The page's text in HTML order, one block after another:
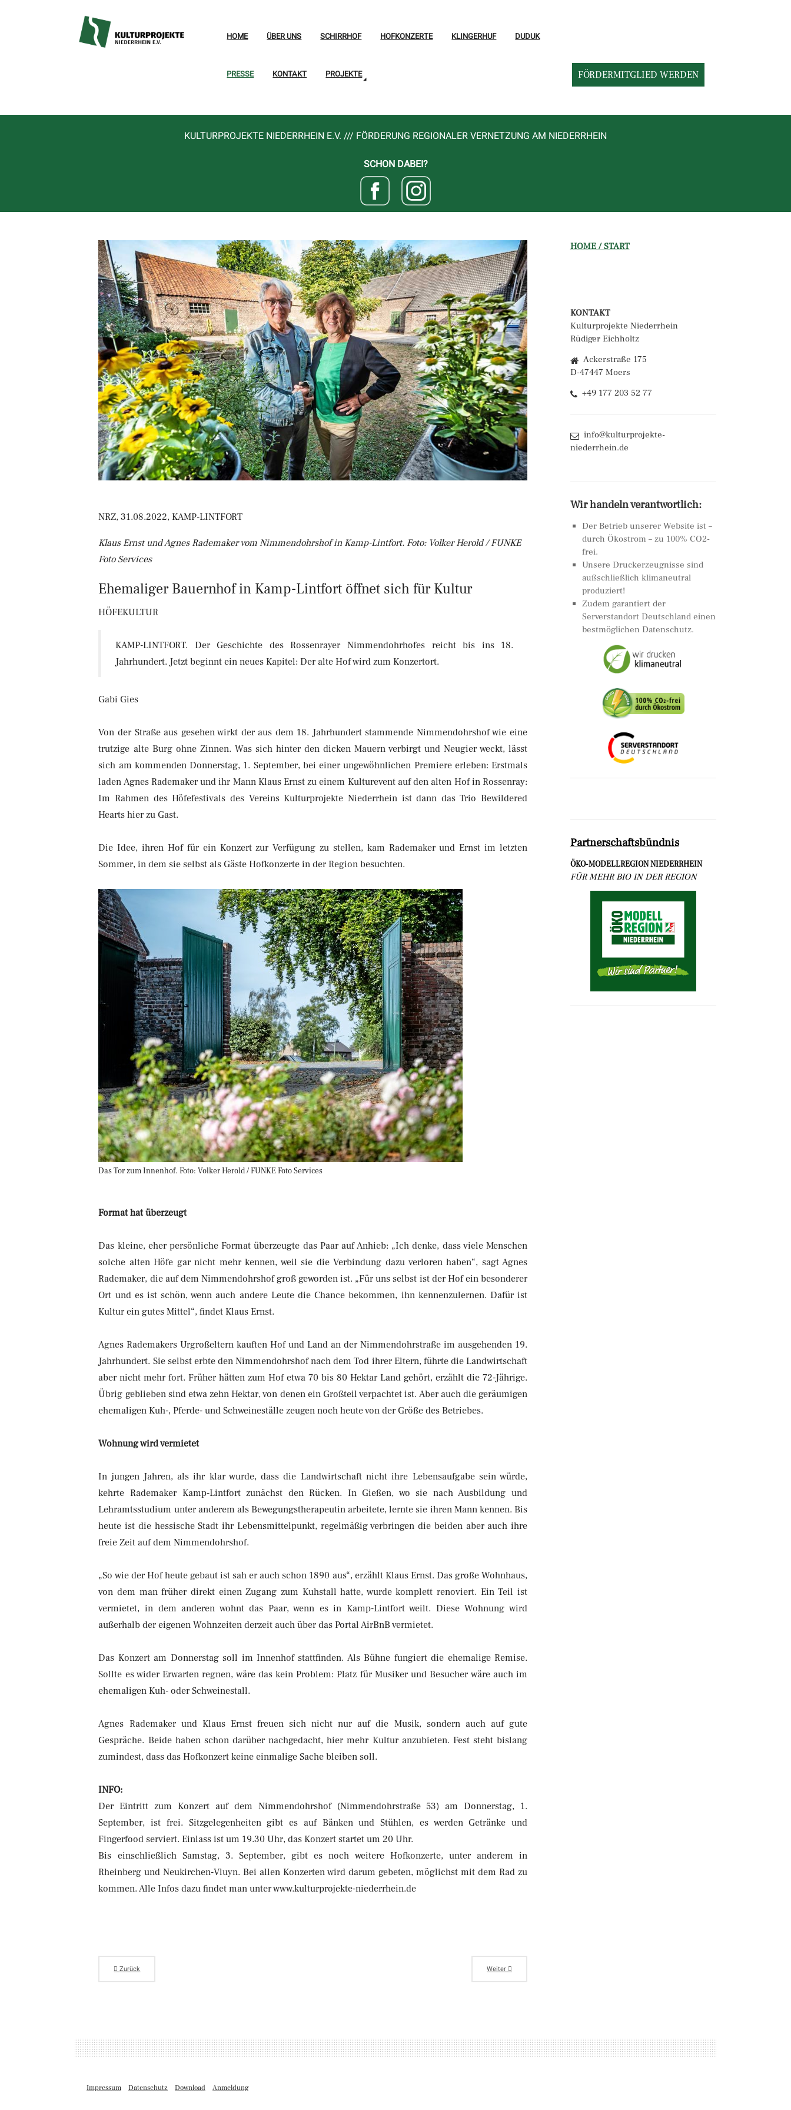
HOME ÜBER UNS SCHIRRHOF HOFKONZERTE KLINGERHUF DUDUK
PRESSE KONTAKT PROJEKTE FÖRDERMITGLIED WERDEN
KULTURPROJEKTE NIEDERRHEIN E.V. /// FÖRDERUNG REGIONALER VERNETZUNG AM NIEDERRHEIN
SCHON DABEI?
NRZ, 31.08.2022, KAMP-LINTFORT
Klaus Ernst und Agnes Rademaker vom Nimmendohrshof in Kamp-Lintfort. Foto: Volker Herold / FUNKE
Foto Services
Ehemaliger Bauernhof in Kamp-Lintfort öffnet sich für Kultur
HÖFEKULTUR
KAMP-LINTFORT. Der Geschichte des Rossenrayer Nimmendohrhofes reicht bis ins 18.
Jahrhundert. Jetzt beginnt ein neues Kapitel: Der alte Hof wird zum Konzertort.
Gabi Gies
Von der Straße aus gesehen wirkt der aus dem 18. Jahrhundert stammende Nimmendohrshof wie eine
trutzige alte Burg ohne Zinnen. Was sich hinter den dicken Mauern verbirgt und Neugier weckt, lässt
sich am kommenden Donnerstag, 1. September, bei einer ungewöhnlichen Premiere erleben: Erstmals
laden Agnes Rademaker und ihr Mann Klaus Ernst zu einem Kulturevent auf den alten Hof in Rossenray:
Im Rahmen des Höfefestivals des Vereins Kulturprojekte Niederrhein ist dann das Trio Bewildered
Hearts hier zu Gast.
Die Idee, ihren Hof für ein Konzert zur Verfügung zu stellen, kam Rademaker und Ernst im letzten
Sommer, in dem sie selbst als Gäste Hofkonzerte in der Region besuchten.
Das Tor zum Innenhof. Foto: Volker Herold / FUNKE Foto Services
Format hat überzeugt
Das kleine, eher persönliche Format überzeugte das Paar auf Anhieb: „Ich denke, dass viele Menschen
solche alten Höfe gar nicht mehr kennen, weil sie die Verbindung dazu verloren haben“, sagt Agnes
Rademaker, die auf dem Nimmendohrshof groß geworden ist. „Für uns selbst ist der Hof ein besonderer
Ort und es ist schön, wenn auch andere Leute die Chance bekommen, ihn kennenzulernen. Dafür ist
Kultur ein gutes Mittel“, findet Klaus Ernst.
Agnes Rademakers Urgroßeltern kauften Hof und Land an der Nimmendohrstraße im ausgehenden 19.
Jahrhundert. Sie selbst erbte den Nimmendohrshof nach dem Tod ihrer Eltern, führte die Landwirtschaft
aber nicht mehr fort. Früher hätten zum Hof etwa 70 bis 80 Hektar Land gehört, erzählt die 72-Jährige.
Übrig geblieben sind etwa zehn Hektar, von denen ein Großteil verpachtet ist. Aber auch die geräumigen
ehemaligen Kuh-, Pferde- und Schweineställe zeugen noch heute von der Größe des Betriebes.
Wohnung wird vermietet
In jungen Jahren, als ihr klar wurde, dass die Landwirtschaft nicht ihre Lebensaufgabe sein würde,
kehrte Rademaker Kamp-Lintfort zunächst den Rücken. In Gießen, wo sie nach Ausbildung und
Lehramtsstudium unter anderem als Bewegungstherapeutin arbeitete, lernte sie ihren Mann kennen. Bis
heute ist die hessische Stadt ihr Lebensmittelpunkt, regelmäßig verbringen die beiden aber auch ihre
freie Zeit auf dem Nimmendohrshof.
„So wie der Hof heute gebaut ist sah er auch schon 1890 aus“, erzählt Klaus Ernst. Das große Wohnhaus,
von dem man früher direkt einen Zugang zum Kuhstall hatte, wurde komplett renoviert. Ein Teil ist
vermietet, in dem anderen wohnt das Paar, wenn es in Kamp-Lintfort weilt. Diese Wohnung wird
außerhalb der eigenen Wohnzeiten derzeit auch über das Portal AirBnB vermietet.
Das Konzert am Donnerstag soll im Innenhof stattfinden. Als Bühne fungiert die ehemalige Remise.
Sollte es wider Erwarten regnen, wäre das kein Problem: Platz für Musiker und Besucher wäre auch im
ehemaligen Kuh- oder Schweinestall.
Agnes Rademaker und Klaus Ernst freuen sich nicht nur auf die Musik, sondern auch auf gute
Gespräche. Beide haben schon darüber nachgedacht, hier mehr Kultur anzubieten. Fest steht bislang
zumindest, dass das Hofkonzert keine einmalige Sache bleiben soll.
INFO:
Der Eintritt zum Konzert auf dem Nimmendohrshof (Nimmendohrstraße 53) am Donnerstag, 1.
September, ist frei. Sitzgelegenheiten gibt es auf Bänken und Stühlen, es werden Getränke und
Fingerfood serviert. Einlass ist um 19.30 Uhr, das Konzert startet um 20 Uhr.
Bis einschließlich Samstag, 3. September, gibt es noch weitere Hofkonzerte, unter anderem in
Rheinberg und Neukirchen-Vluyn. Bei allen Konzerten wird darum gebeten, möglichst mit dem Rad zu
kommen. Alle Infos dazu findet man unter www.kulturprojekte-niederrhein.de
Zurück Weiter
HOME / START
KONTAKT
Kulturprojekte Niederrhein
Rüdiger Eichholtz
Ackerstraße 175
D-47447 Moers
+49 177 203 52 77
info@kulturprojekte-
niederrhein.de
Wir handeln verantwortlich:
Der Betrieb unserer Website ist –
durch Ökostrom – zu 100% CO2-
frei.
Unsere Druckerzeugnisse sind
außschließlich klimaneutral
produziert!
Zudem garantiert der
Serverstandort Deutschland einen
bestmöglichen Datenschutz.
Partnerschaftsbündnis
ÖKO-MODELLREGION NIEDERRHEIN
FÜR MEHR BIO IN DER REGION
Impressum Datenschutz Download Anmeldung